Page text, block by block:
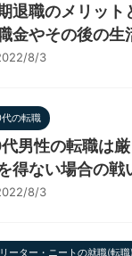
退職のメリット
金やその後の生
8/3
の転職
男性の転職は
得ない場合の戦
8/3
ーター・ニートの就職(転職)